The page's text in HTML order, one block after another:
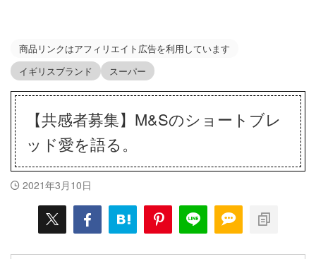
商品リンクはアフィリエイト広告を利用しています
イギリスブランド
スーパー
【共感者募集】M&Sのショートブレ
ッド愛を語る。
2021年3月10日